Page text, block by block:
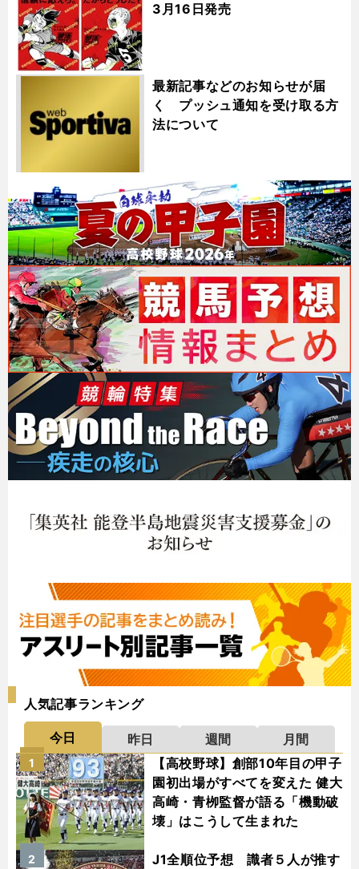
3月16日発売
最新記事などのお知らせが届
く プッシュ通知を受け取る方
法について
人気記事ランキング
今日 昨日 週間
月間
【高校野球】創部10年目の甲子
園初出場がすべてを変えた 健大
高崎・青栁監督が語る「機動破
壊」はこうして生まれた
1
J1全順位予想 識者５人が推す
2